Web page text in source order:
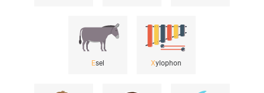
Esel Xylophon